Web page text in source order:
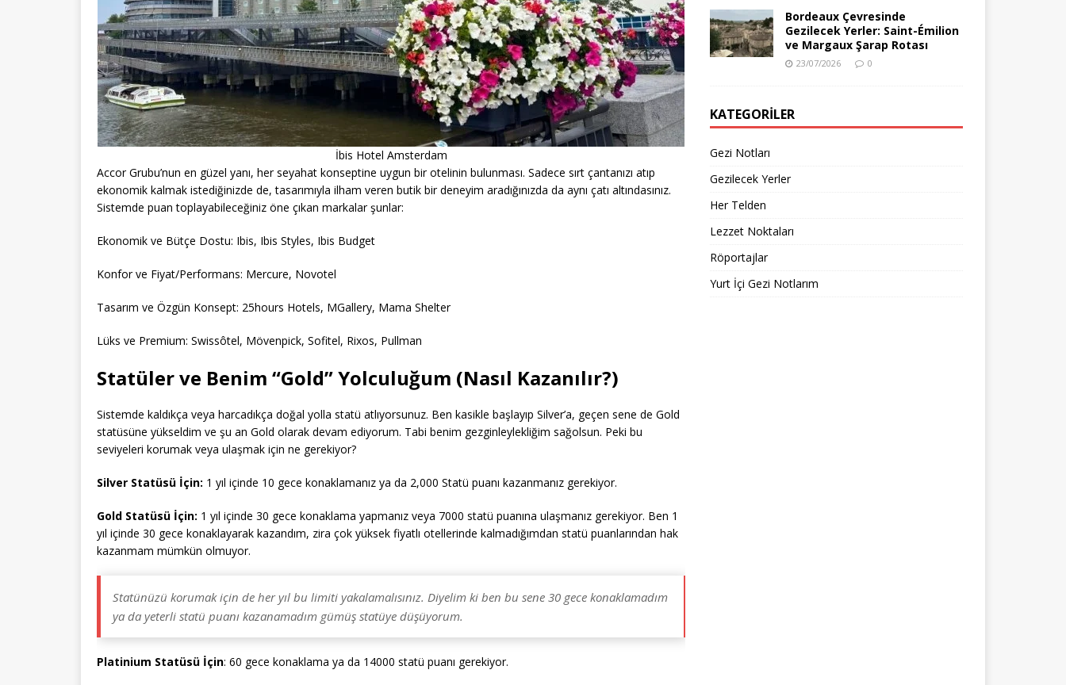
İbis Hotel Amsterdam
Accor Grubu’nun en güzel yanı, her seyahat konseptine uygun bir otelinin bulunması. Sadece sırt çantanızı atıp
ekonomik kalmak istediğinizde de, tasarımıyla ilham veren butik bir deneyim aradığınızda da aynı çatı altındasınız.
Sistemde puan toplayabileceğiniz öne çıkan markalar şunlar:
Ekonomik ve Bütçe Dostu: Ibis, Ibis Styles, Ibis Budget
Konfor ve Fiyat/Performans: Mercure, Novotel
Tasarım ve Özgün Konsept: 25hours Hotels, MGallery, Mama Shelter
Lüks ve Premium: Swissôtel, Mövenpick, Sofitel, Rixos, Pullman
Statüler ve Benim “Gold” Yolculuğum (Nasıl Kazanılır?)
Sistemde kaldıkça veya harcadıkça doğal yolla statü atlıyorsunuz. Ben kasikle başlayıp Silver’a, geçen sene de Gold
statüsüne yükseldim ve şu an Gold olarak devam ediyorum. Tabi benim gezginleylekliğim sağolsun. Peki bu
seviyeleri korumak veya ulaşmak için ne gerekiyor?
Silver Statüsü İçin: 1 yıl içinde 10 gece konaklamanız ya da 2,000 Statü puanı kazanmanız gerekiyor.
Gold Statüsü İçin: 1 yıl içinde 30 gece konaklama yapmanız veya 7000 statü puanına ulaşmanız gerekiyor. Ben 1
yıl içinde 30 gece konaklayarak kazandım, zira çok yüksek fiyatlı otellerinde kalmadığımdan statü puanlarından hak
kazanmam mümkün olmuyor.
Statünüzü korumak için de her yıl bu limiti yakalamalısınız. Diyelim ki ben bu sene 30 gece konaklamadım
ya da yeterli statü puanı kazanamadım gümüş statüye düşüyorum.
Platinium Statüsü İçin: 60 gece konaklama ya da 14000 statü puanı gerekiyor.
Bordeaux Çevresinde
Gezilecek Yerler: Saint-Émilion
ve Margaux Şarap Rotası
23/07/2026 0
KATEGORILER
Gezi Notları
Gezilecek Yerler
Her Telden
Lezzet Noktaları
Röportajlar
Yurt İçi Gezi Notlarım